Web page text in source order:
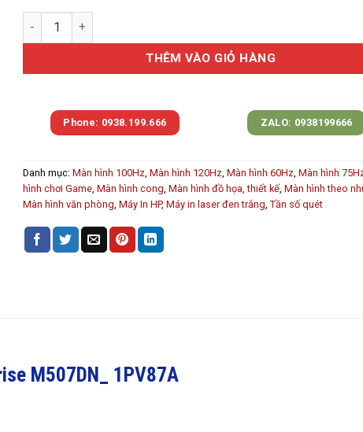
Máy in HP LaserJet Enterprise M507dn (1PV87A) (Nhập Khẩu)
THÊM VÀO GIỎ HÀNG
Phone: 0938.199.666 ZALO: 0938199666
Danh mục:Màn hình 100Hz,Màn hình 120Hz,Màn hình 60Hz,Màn hình
hình chơi Game,Màn hình cong,Màn hình đồ họa, thiết kế,Màn hình theo
Màn hình văn phòng,Máy In HP,Máy in laser đen trắng,Tần số quét
M507DN_ 1PV87A